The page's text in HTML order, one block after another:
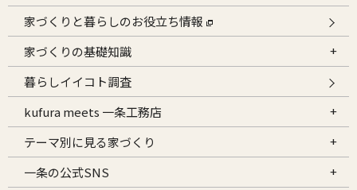
家づくりと暮らしのお役立ち情報
家づくりの基礎知識
暮らしイイコト調査
kufura meets 一条工務店
テーマ別に見る家づくり
一条の公式SNS